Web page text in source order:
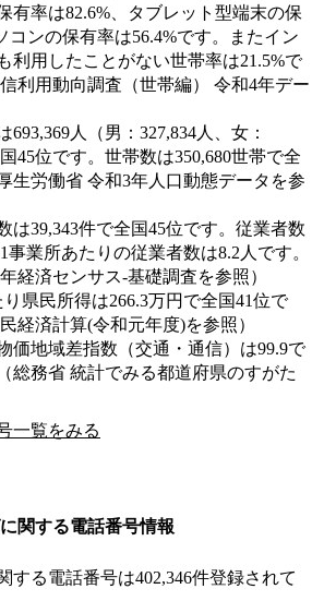
有率は82.6%、タブレット型端末の保
コンの保有率は56.4%です。またイン
利用したことがない世帯率は21.5%で
利用動向調査（世帯編） 令和4年デー
693,369人（男：327,834人、女：
45位です。世帯数は350,680世帯で全
生労働省 令和3年人口動態データを参
は39,343件で全国45位です。従業者数
事業所あたりの従業者数は8.2人です。
経済センサス‐基礎調査を参照）
県民所得は266.3万円で全国41位で
経済計算(令和元年度)を参照）
価地域差指数（交通・通信）は99.9で
総務省 統計でみる都道府県のすがた
一覧をみる
関する電話番号情報
する電話番号は402,346件登録されて